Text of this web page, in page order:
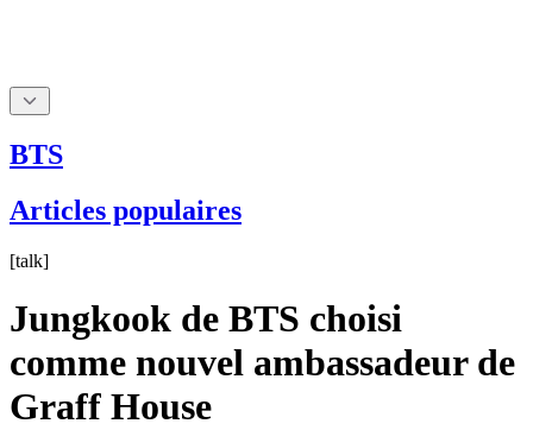
BTS
Articles populaires
[talk]
Jungkook de BTS choisi
comme nouvel ambassadeur de
Graff House